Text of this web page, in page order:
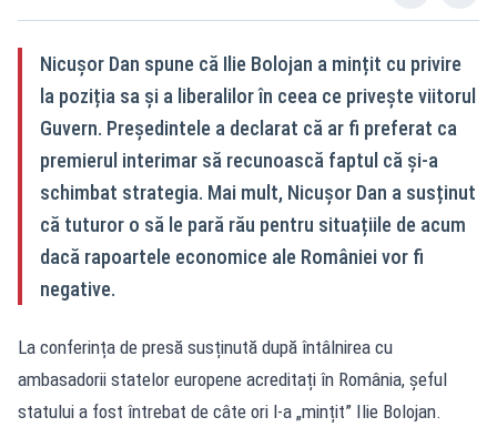
Nicușor Dan spune că Ilie Bolojan a mințit cu privire
la poziția sa și a liberalilor în ceea ce privește viitorul
Guvern. Președintele a declarat că ar fi preferat ca
premierul interimar să recunoască faptul că și-a
schimbat strategia. Mai mult, Nicușor Dan a susținut
că tuturor o să le pară rău pentru situațiile de acum
dacă rapoartele economice ale României vor fi
negative.
La conferința de presă susținută după întâlnirea cu
ambasadorii statelor europene acreditați în România, șeful
statului a fost întrebat de câte ori l-a „mințit” Ilie Bolojan.